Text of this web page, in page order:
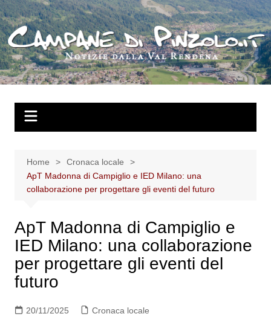
Salta
al
contenuto
Home
Cronaca locale
ApT Madonna di Campiglio e IED Milano: una
collaborazione per progettare gli eventi del futuro
ApT Madonna di Campiglio e
IED Milano: una collaborazione
per progettare gli eventi del
futuro
20/11/2025 Cronaca locale